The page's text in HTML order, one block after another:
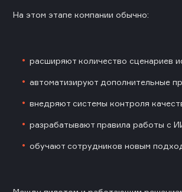
На этом этапе компании обычно:
расширяют количество сценариев
автоматизируют дополнительные
внедряют системы контроля
разрабатывают правила работы с
обучают сотрудников новым